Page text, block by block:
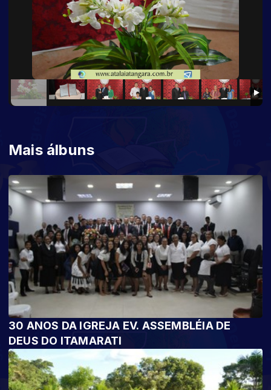
Mais álbuns
30 ANOS DA IGREJA EV. ASSEMBLÉIA DE
DEUS DO ITAMARATI